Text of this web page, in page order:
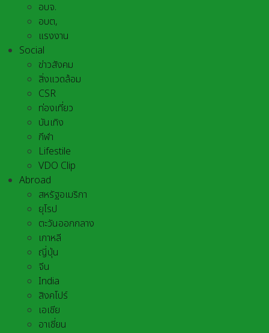
อบจ.
อบต,
แรงงาน
Social
ข่าวสังคม
สิ่งแวดล้อม
CSR
ท่องเที่ยว
บันเทิง
กีฬา
Lifestile
VDO Clip
Abroad
สหรัฐอเมริกา
ยุโรป
ตะวันออกกลาง
เกาหลี
ญี่ปุ่น
จีน
India
สิงคโปร์
เอเชีย
อาเชี่ยน